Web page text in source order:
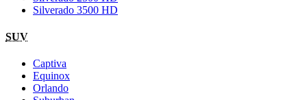
Silverado 3500 HD
SUV
Captiva
Equinox
Orlando